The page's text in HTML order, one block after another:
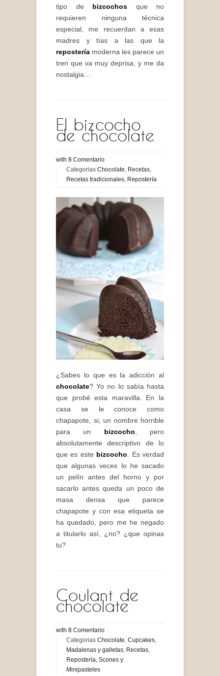
tipo de bizcochos que no
requieren ninguna técnica
especial, me recuerdan a esas
madres y tías a las que la
repostería moderna les parece un
tren que va muy deprisa, y me da
nostalgia…
El bizcocho
de chocolate
with 8 Comentario
Categorias Chocolate Recetas
Recetas tradicionales Repostería
¿Sabes lo que es la adicción al
chocolate? Yo no lo sabía hasta
que probé esta maravilla. En la
casa se le conoce como
chapapote, si, un nombre horrible
para un bizcocho , pero
absolutamente descriptivo de lo
que es este bizcocho . Es verdad
que algunas veces lo he sacado
un pelín antes del horno y por
sacarlo antes queda un poco de
masa densa que parece
chapapote y con esa etiqueta se
ha quedado, pero me he negado
a titularlo así, ¿no? ¿que opinas
tu?
Coulant de
chocolate
with 8 Comentario
Categorias Chocolate, Cupcakes,
Madalenas y galletas, Recetas,
Repostería, Scones y
Minipasteles